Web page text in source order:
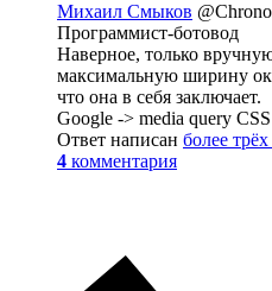
Михаил Смыков
Программист-ботовод
Наверное, только
максимальную ширину
что она в себя заключает.
Google -> media query CSS
Ответ написан более
4 комментария